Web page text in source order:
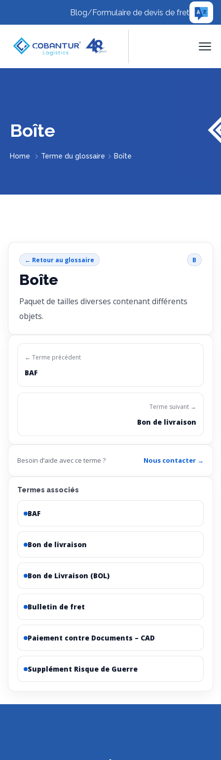
Blog/Formulaire de devis de fret
Boîte
Home Terme du glossaire Boîte
← Retour au glossaire B
Boîte
Paquet de tailles diverses contenant différents
objets.
← Terme précédent
BAF
Terme suivant →
Bon de livraison
Besoin d’aide avec ce terme ? Nous contacter →
Termes associés
BAF
Bon de livraison
Bon de Livraison (BOL)
Bulletin de fret
Paiement contre Documents – CAD
Supplément Risque de Guerre